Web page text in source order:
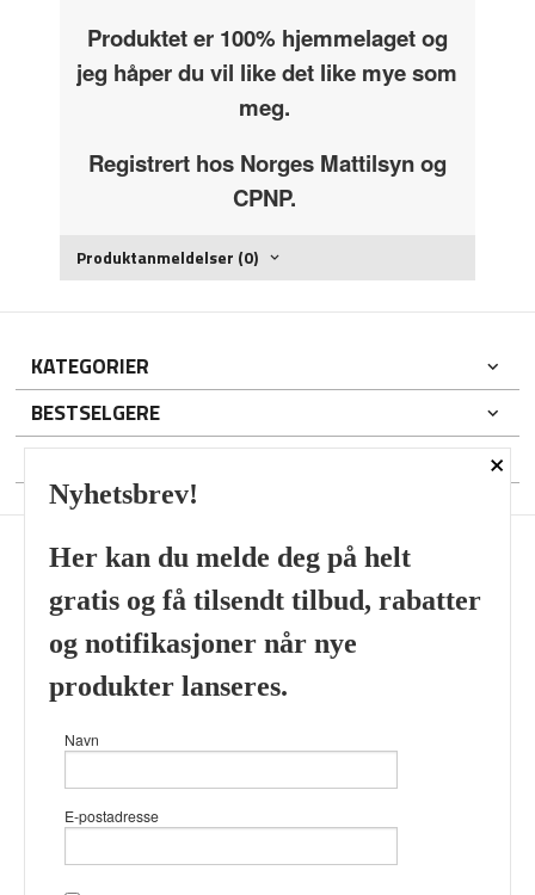
Produktet er 100% hjemmelaget og
jeg håper du vil like det like mye som
meg.
Registrert hos Norges Mattilsyn og
CPNP.
Produktanmeldelser (0)
KATEGORIER
BESTSELGERE
DIN KONTO
Frakt Kjøpsbetingelser
Sikkerhet og personvern
Nyhetsbrev
Viking’s Perfume House & Beard Co Fløenbakken 43 A 5009
Bergen Tlf.41696407- Foretaksregisteret 933905799
du får en bedre kjøpsopplevelse og
bruker cookies hovedsaklig til å
×
Nyhetsbrev!
Her kan du melde deg på helt
gratis og få tilsendt tilbud, rabatter
og notifikasjoner når nye
produkter lanseres.
Navn
E-postadresse